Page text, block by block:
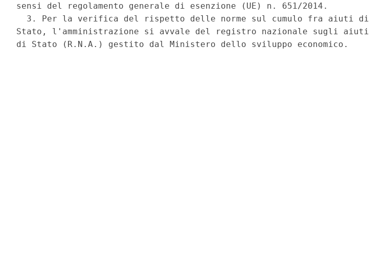
sensi del regolamento generale di esenzione (UE) n. 651/2014.
  3. Per la verifica del rispetto delle norme sul cumulo fra aiuti di
Stato, l'amministrazione si avvale del registro nazionale sugli aiuti